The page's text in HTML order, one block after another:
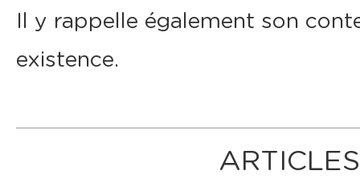
Il y rappelle également son
existence.